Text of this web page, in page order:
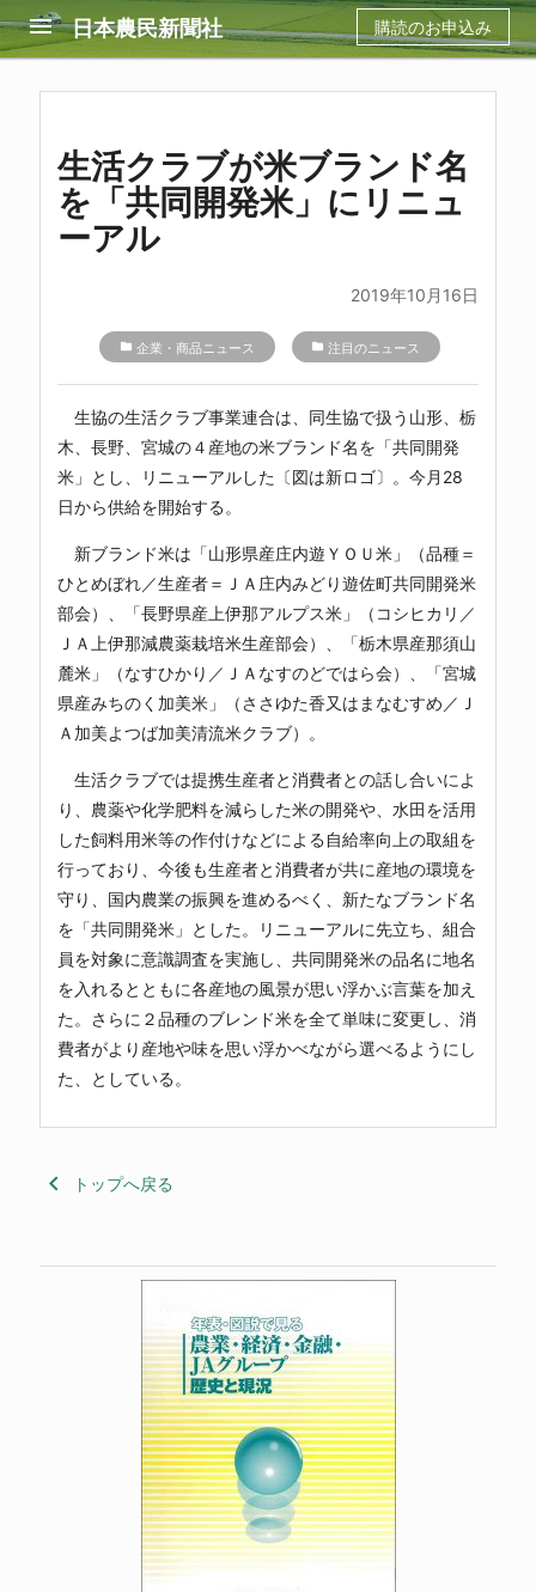
menu 日本農民新聞社 購読のお申込み
生活クラブが米ブランド名
を「共同開発米」にリニュ
ーアル
2019年10月16日
folder 企業・商品ニュース folder 注目のニュース
生協の生活クラブ事業連合は、同生協で扱う山形、栃
木、長野、宮城の４産地の米ブランド名を「共同開発
米」とし、リニューアルした〔図は新ロゴ〕。今月28
日から供給を開始する。
新ブランド米は「山形県産庄内遊ＹＯＵ米」（品種＝
ひとめぼれ／生産者＝ＪＡ庄内みどり遊佐町共同開発米
部会）、「長野県産上伊那アルプス米」（コシヒカリ／
ＪＡ上伊那減農薬栽培米生産部会）、「栃木県産那須山
麓米」（なすひかり／ＪＡなすのどではら会）、「宮城
県産みちのく加美米」（ささゆた香又はまなむすめ／Ｊ
Ａ加美よつば加美清流米クラブ）。
生活クラブでは提携生産者と消費者との話し合いによ
り、農薬や化学肥料を減らした米の開発や、水田を活用
した飼料用米等の作付けなどによる自給率向上の取組を
行っており、今後も生産者と消費者が共に産地の環境を
守り、国内農業の振興を進めるべく、新たなブランド名
を「共同開発米」とした。リニューアルに先立ち、組合
員を対象に意識調査を実施し、共同開発米の品名に地名
を入れるとともに各産地の風景が思い浮かぶ言葉を加え
た。さらに２品種のブレンド米を全て単味に変更し、消
費者がより産地や味を思い浮かべながら選べるようにし
た、としている。
keyboard_arrow_left トップへ戻る